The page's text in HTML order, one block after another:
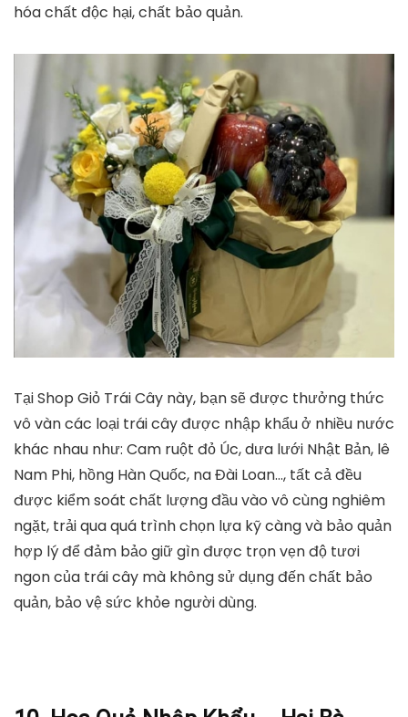
hóa chất độc hại, chất bảo quản.
Tại Shop Giỏ Trái Cây này, bạn sẽ được thưởng thức
vô vàn các loại trái cây được nhập khẩu ở nhiều nước
khác nhau như: Cam ruột đỏ Úc, dưa lưới Nhật Bản, lê
Nam Phi, hồng Hàn Quốc, na Đài Loan…, tất cả đều
được kiểm soát chất lượng đầu vào vô cùng nghiêm
ngặt, trải qua quá trình chọn lựa kỹ càng và bảo quản
hợp lý để đảm bảo giữ gìn được trọn vẹn độ tươi
ngon của trái cây mà không sử dụng đến chất bảo
quản, bảo vệ sức khỏe người dùng.